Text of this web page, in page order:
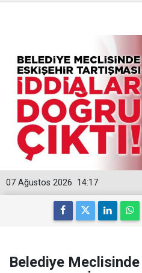
14:17
07 Ağustos 2026
Belediye